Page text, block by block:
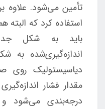
تأمین می‌شود. علاوه
استفاده کرد که البته
باید به شکل
اندازه‌گیری‌شده به
دیاسیستولیک روی
مقدار فشار
درجه‌بندی می‌شود